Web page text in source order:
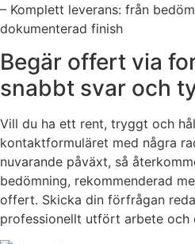
– Komplett leverans: från
dokumenterad finish
Begär offert via
snabbt svar och
Vill du ha ett rent, tryggt och
kontaktformuläret med några
nuvarande påväxt, så
bedömning, rekommenderad
offert. Skicka din förfrågan
professionellt utfört arbete och